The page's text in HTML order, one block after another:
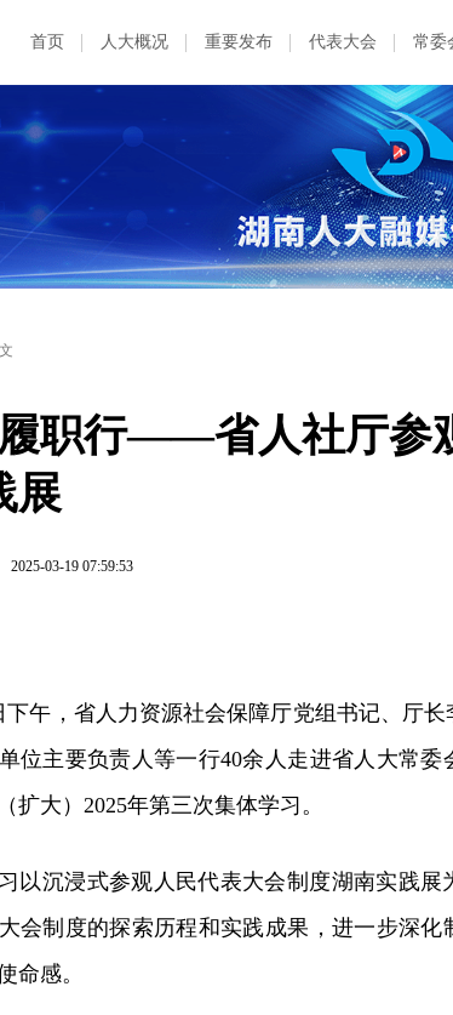
首页 人大概况 重要发布 代表大会 常委
职行——省人社厅参
展
2025-03-19 07:59:53
下午，省人力资源社会保障厅党组书记、厅
位主要负责人等一行40余人走进省人大常委
扩大）2025年第三次集体学习。
以沉浸式参观人民代表大会制度湖南实践展
会制度的探索历程和实践成果，进一步深化
命感。